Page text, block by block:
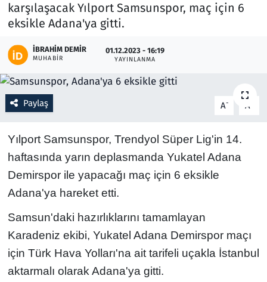
karşılaşacak Yılport Samsunspor, maç için 6
eksikle Adana'ya gitti.
İBRAHIM DEMIR
MUHABIR
01.12.2023 - 16:19
YAYINLANMA
Paylaş A- A
Yılport Samsunspor, Trendyol Süper Lig'in 14.
haftasında yarın deplasmanda Yukatel Adana
Demirspor ile yapacağı maç için 6 eksikle
Adana'ya hareket etti.
Samsun'daki hazırlıklarını tamamlayan
Karadeniz ekibi, Yukatel Adana Demirspor maçı
için Türk Hava Yolları'na ait tarifeli uçakla İstanbul
aktarmalı olarak Adana'ya gitti.
Lezzet Durağı
Oyun
Resmi İlanlar
Rüya Tabirleri
Sağlık
Savunma Sanayi